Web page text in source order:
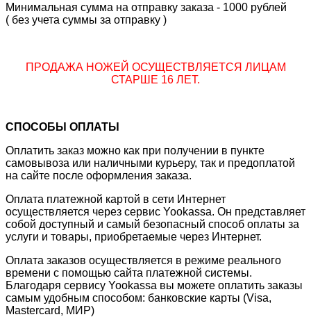
Минимальная сумма на отправку заказа - 1000 рублей
( без учета суммы за отправку )
ПРОДАЖА НОЖЕЙ ОСУЩЕСТВЛЯЕТСЯ ЛИЦАМ
СТАРШЕ 16 ЛЕТ.
СПОСОБЫ ОПЛАТЫ
Оплатить заказ можно как при получении в пункте
самовывоза или наличными курьеру, так и предоплатой
на сайте после оформления заказа.
Оплата платежной картой в сети Интернет
осуществляется через сервис Yookassa. Он представляет
собой доступный и самый безопасный способ оплаты за
услуги и товары, приобретаемые через Интернет.
Оплата заказов осуществляется в режиме реального
времени с помощью сайта платежной системы.
Благодаря сервису Yookassa вы можете оплатить заказы
самым удобным способом: банковские карты (Visa,
Mastercard, МИР)